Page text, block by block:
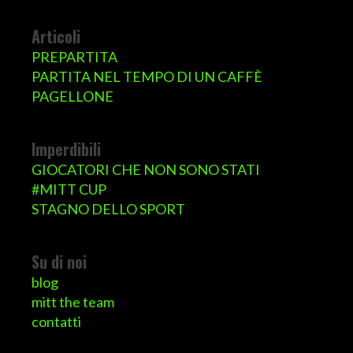
Articoli
PREPARTITA
PARTITA NEL TEMPO DI UN CAFFÈ
PAGELLONE
Imperdibili
GIOCATORI CHE NON SONO STATI
#MITT CUP
STAGNO DELLO SPORT
Su di noi
blog
mitt the team
contatti